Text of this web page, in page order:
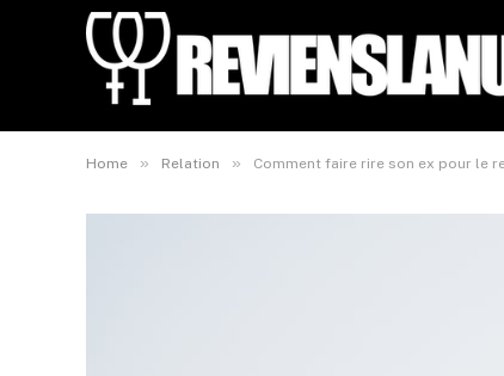
Home » Relation » Comment faire rire son ex pour le